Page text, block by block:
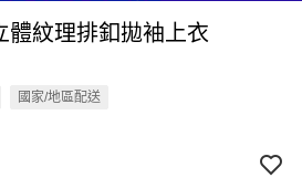
體紋理排釦拋袖上衣
國家/地區配送